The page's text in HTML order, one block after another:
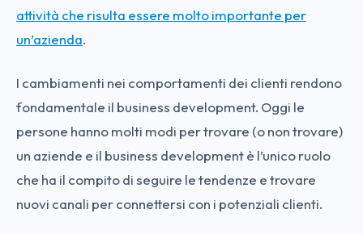
attività che risulta essere molto importante per
un’azienda.
I cambiamenti nei comportamenti dei clienti rendono
fondamentale il business development. Oggi le
persone hanno molti modi per trovare (o non trovare)
un aziende e il business development è l’unico ruolo
che ha il compito di seguire le tendenze e trovare
nuovi canali per connettersi con i potenziali clienti.